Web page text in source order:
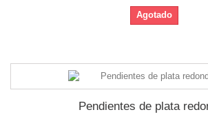
Agotado
Pendientes de plata